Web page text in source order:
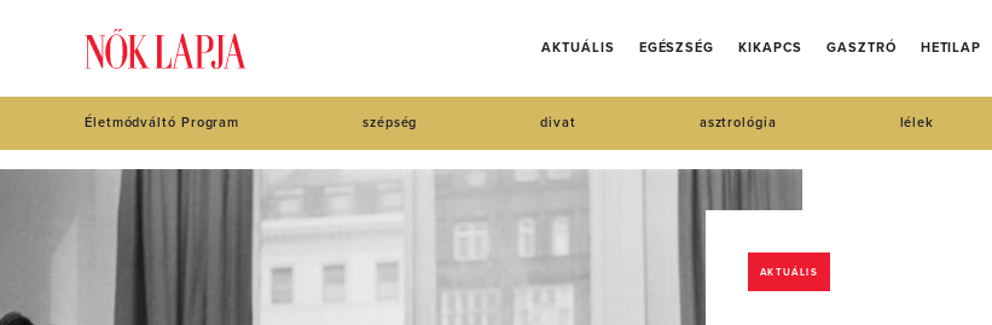
AKTUÁLIS EGÉSZSÉG KIKAPCS GASZTRÓ HETILAP
Életmódváltó Program szépség divat asztrológia lélek
AKTUÁLIS